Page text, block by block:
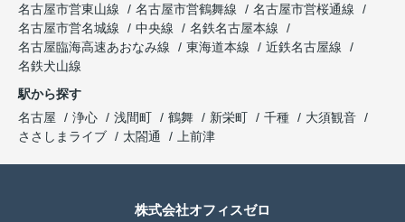
名古屋市営東山線
名古屋市営鶴舞線
名古屋市営桜通線
名古屋市営名城線
中央線
名鉄名古屋本線
名古屋臨海高速あおなみ線
東海道本線
近鉄名古屋線
名鉄犬山線
駅から探す
名古屋
浄心 浅間町 鶴舞 新栄町 千種
大須観音
ささしまライブ
太閤通 上前津
株式会社オフィスゼロ